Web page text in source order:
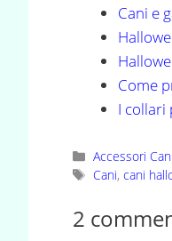
Cani e
Come
I collari
Categorie
Accessori Cani
Tag
Cani,cani
2